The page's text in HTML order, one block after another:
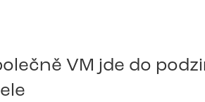
VM jde do